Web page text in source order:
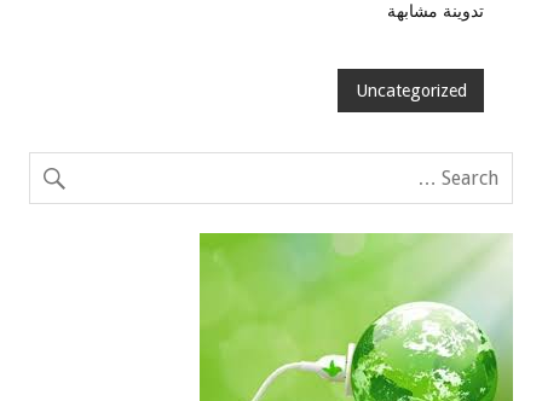
تدوينة مشابهة
Uncategorized